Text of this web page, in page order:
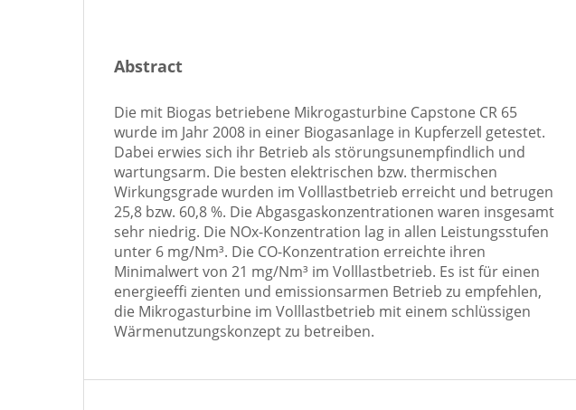
Abstract
Die mit Biogas betriebene Mikrogasturbine Capstone CR 65
wurde im Jahr 2008 in einer Biogasanlage in Kupferzell getestet.
Dabei erwies sich ihr Betrieb als störungsunempfindlich und
wartungsarm. Die besten elektrischen bzw. thermischen
Wirkungsgrade wurden im Volllastbetrieb erreicht und betrugen
25,8 bzw. 60,8 %. Die Abgasgaskonzentrationen waren insgesamt
sehr niedrig. Die NOx-Konzentration lag in allen Leistungsstufen
unter 6 mg/Nm³. Die CO-Konzentration erreichte ihren
Minimalwert von 21 mg/Nm³ im Volllastbetrieb. Es ist für einen
energieeffi zienten und emissionsarmen Betrieb zu empfehlen,
die Mikrogasturbine im Volllastbetrieb mit einem schlüssigen
Wärmenutzungskonzept zu betreiben.